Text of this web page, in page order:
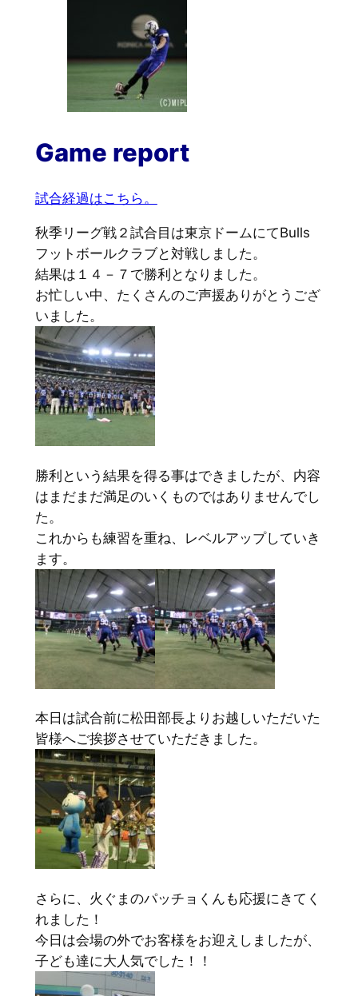
Game report
試合経過はこちら。
秋季リーグ戦２試合目は東京ドームにてBulls
フットボールクラブと対戦しました。
結果は１４－７で勝利となりました。
お忙しい中、たくさんのご声援ありがとうござ
いました。
勝利という結果を得る事はできましたが、内容
はまだまだ満足のいくものではありませんでし
た。
これからも練習を重ね、レベルアップしていき
ます。
本日は試合前に松田部長よりお越しいただいた
皆様へご挨拶させていただきました。
さらに、火ぐまのパッチョくんも応援にきてく
れました！
今日は会場の外でお客様をお迎えしましたが、
子ども達に大人気でした！！